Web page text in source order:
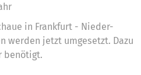
in Frankfurt - Nieder-
werden jetzt umgesetzt. Dazu
benötigt.